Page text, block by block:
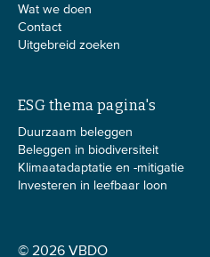
Wat we doen
Contact
Uitgebreid zoeken
ESG thema pagina's
Duurzaam beleggen
Beleggen in biodiversiteit
Klimaatadaptatie en -mitigatie
Investeren in leefbaar loon
© 2026 VBDO